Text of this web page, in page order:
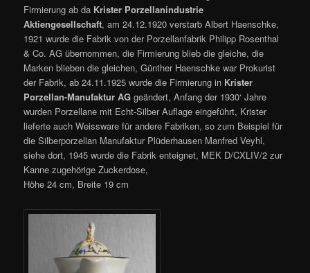
Firmierung ab da Krister Porzellanindustrie
Aktiengesellschaft, am 24.12.1920 verstarb Albert Haenschke,
1921 wurde die Fabrik von der Porzellanfabrik Philipp Rosenthal
& Co. AG übernommen, die Firmierung blieb die gleiche, die
Marken blieben die gleichen, Günther Haenschke war Prokurist
der Fabrik, ab 24.11.1925 wurde die Firmierung in Krister
Porzellan-Manufaktur AGgeändert, Anfang der 1930‘ Jahre
wurden Porzellane mit Echt-Silber Auflage eingeführt, Krister
lieferte auch Weissware für andere Fabriken, so zum Beispiel für
die Silberporzellan Manufaktur Plüderhausen Manfred Veyhl,
siehe dort, 1945 wurde die Fabrik enteignet, MEK D/CXLIV/2 zur
Kanne zugehörige Zuckerdose,
Höhe 24 cm, Breite 19 cm